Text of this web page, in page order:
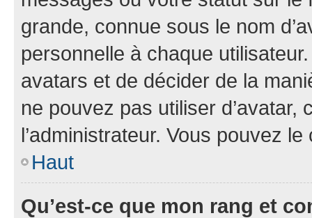
grande, connue sous le nom
personnelle à chaque utilisateur.
avatars et de décider de la
ne pouvez pas utiliser d’avatar,
l’administrateur. Vous pouvez
Haut
Qu’est-ce que mon rang et